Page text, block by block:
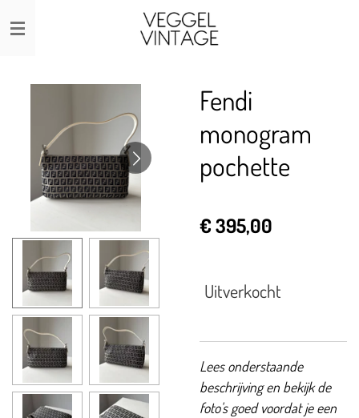
Ga
direct
Fendi
monogram
pochette
€ 395,00
Uitverkocht
Lees onderstaande
beschrijving en bekijk de
foto's goed voordat je een